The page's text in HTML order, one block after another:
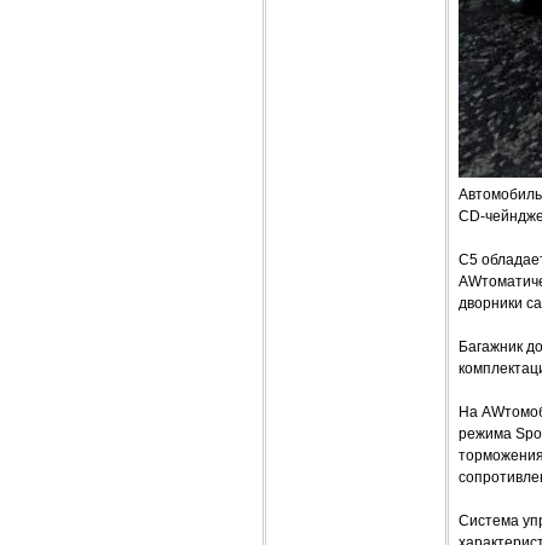
CD-
С5
дворники
Багажник
На
режима
Система